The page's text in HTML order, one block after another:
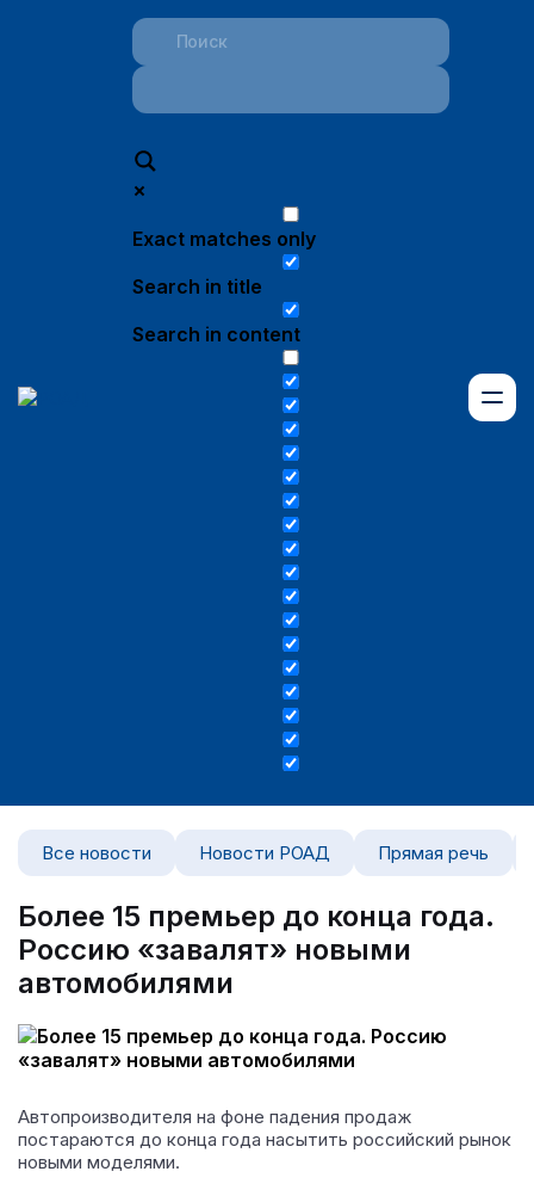
Exact matches only
Search in title
Search in content
Все новости Новости РОАД Прямая речь
Более 15 премьер до конца года.
Россию «завалят» новыми
автомобилями
Автопроизводителя на фоне падения продаж
постараются до конца года насытить российский рынок
новыми моделями.